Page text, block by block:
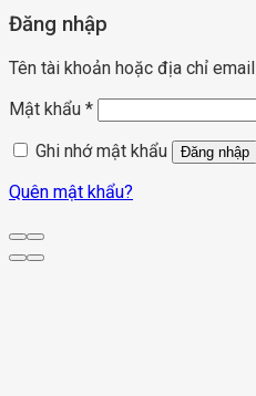
Đăng nhập
Tên tài khoản hoặc địa chỉ email
Mật khẩu *
Ghi nhớ mật khẩu
Đăng nhập
Quên mật khẩu?